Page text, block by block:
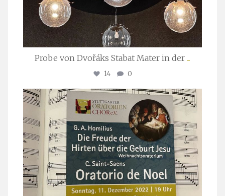
Probe von Dvořáks Stabat Mater in der ...
14 0
stuttgarter_oratorienchor
Nov. 29